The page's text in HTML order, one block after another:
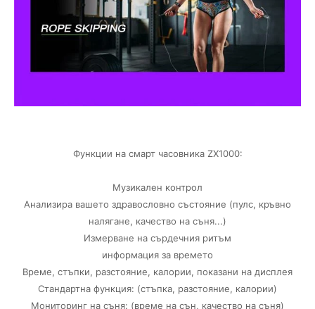
Функции на смарт часовника ZX1000:
Музикален контрол
Анализира вашето здравословно състояние (пулс, кръвно
налягане, качество на съня...)
Измерване на сърдечния ритъм
информация за времето
Време, стъпки, разстояние, калории, показани на дисплея
Стандартна функция: (стъпка, разстояние, калории)
Мониторинг на съня: (време на сън, качество на съня)